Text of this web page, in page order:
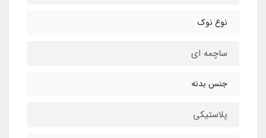
نوع نوک
ساچمه ای
جنس بدنه
پلاستیکی